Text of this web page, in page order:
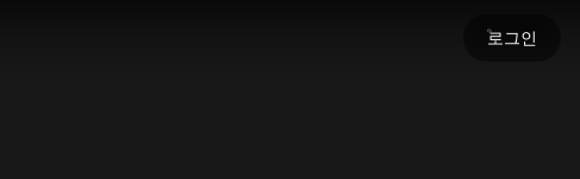
로그인